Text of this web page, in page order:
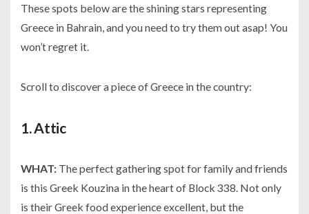
These spots below are the shining stars representing
Greece in Bahrain, and you need to try them out asap! You
won’t regret it.
Scroll to discover a piece of Greece in the country:
1.Attic
WHAT: The perfect gathering spot for family and friends
is this Greek Kouzina in the heart of Block 338. Not only
is their Greek food experience excellent, but the